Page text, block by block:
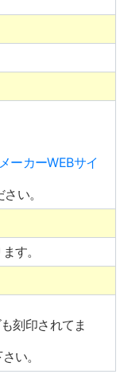
メーカーWEBサイ
い。
す。
刻印されてま
い。